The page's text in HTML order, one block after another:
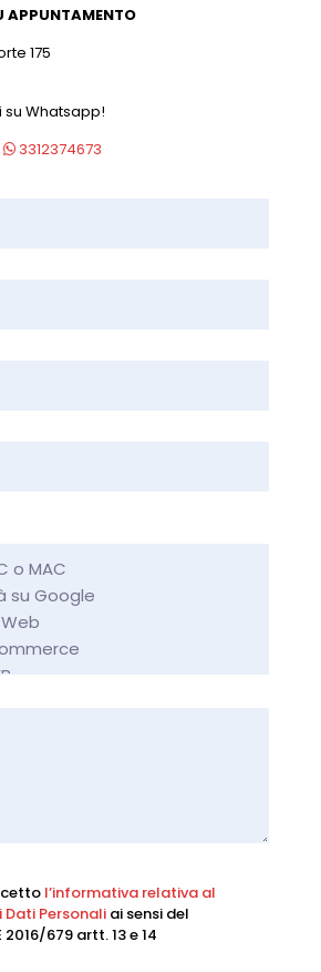
APPUNTAMENTO
175
su Whatsapp!
3312374673
l’informativa relativa al
Personaliai sensi del
679 artt. 13 e 14